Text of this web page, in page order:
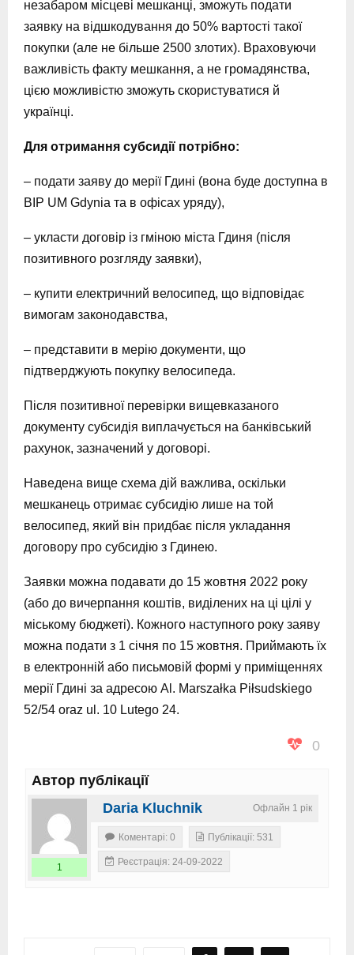
незабаром місцеві мешканці, зможуть подати
заявку на відшкодування до 50% вартості такої
покупки (але не більше 2500 злотих). Враховуючи
важливість факту мешкання, а не громадянства,
цією можливістю зможуть скористуватися й
українці.
Для отримання субсидії потрібно:
– подати заяву до мерії Гдині (вона буде доступна в
BIP UM Gdynia та в офісах уряду),
– укласти договір із гміною міста Гдиня (після
позитивного розгляду заявки),
– купити електричний велосипед, що відповідає
вимогам законодавства,
– представити в мерію документи, що
підтверджують покупку велосипеда.
Після позитивної перевірки вищевказаного
документу субсидія виплачується на банківський
рахунок, зазначений у договорі.
Наведена вище схема дій важлива, оскільки
мешканець отримає субсидію лише на той
велосипед, який він придбає після укладання
договору про субсидію з Гдинею.
Заявки можна подавати до 15 жовтня 2022 року
(або до вичерпання коштів, виділених на ці цілі у
міському бюджеті). Кожного наступного року заяву
можна подати з 1 січня по 15 жовтня. Приймають їх
в електронній або письмовій формі у приміщеннях
мерії Гдині за адресою Al. Marszałka Piłsudskiego
52/54 oraz ul. 10 Lutego 24.
0
Автор публікації
Офлайн 1 рік
Daria Kluchnik
1
Коментарі: 0 Публікації: 531
Реєстрація: 24-09-2022